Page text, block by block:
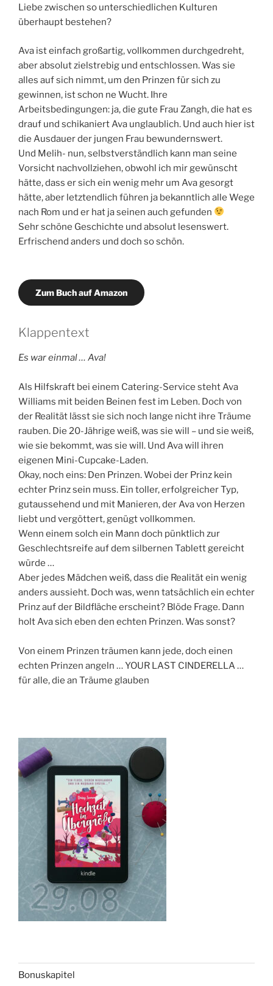
Liebe zwischen so unterschiedlichen Kulturen
überhaupt bestehen?
Ava ist einfach großartig, vollkommen durchgedreht,
aber absolut zielstrebig und entschlossen. Was sie
alles auf sich nimmt, um den Prinzen für sich zu
gewinnen, ist schon ne Wucht. Ihre
Arbeitsbedingungen: ja, die gute Frau Zangh, die hat es
drauf und schikaniert Ava unglaublich. Und auch hier ist
die Ausdauer der jungen Frau bewundernswert.
Und Melih- nun, selbstverständlich kann man seine
Vorsicht nachvollziehen, obwohl ich mir gewünscht
hätte, dass er sich ein wenig mehr um Ava gesorgt
hätte, aber letztendlich führen ja bekanntlich alle Wege
nach Rom und er hat ja seinen auch gefunden
Sehr schöne Geschichte und absolut lesenswert.
Erfrischend anders und doch so schön.
Zum Buch auf Amazon
Klappentext
Es war einmal … Ava!
Als Hilfskraft bei einem Catering-Service steht Ava
Williams mit beiden Beinen fest im Leben. Doch von
der Realität lässt sie sich noch lange nicht ihre Träume
rauben. Die 20-Jährige weiß, was sie will – und sie weiß,
wie sie bekommt, was sie will. Und Ava will ihren
eigenen Mini-Cupcake-Laden.
Okay, noch eins: Den Prinzen. Wobei der Prinz kein
echter Prinz sein muss. Ein toller, erfolgreicher Typ,
gutaussehend und mit Manieren, der Ava von Herzen
liebt und vergöttert, genügt vollkommen.
Wenn einem solch ein Mann doch pünktlich zur
Geschlechtsreife auf dem silbernen Tablett gereicht
würde …
Aber jedes Mädchen weiß, dass die Realität ein wenig
anders aussieht. Doch was, wenn tatsächlich ein echter
Prinz auf der Bildfläche erscheint? Blöde Frage. Dann
holt Ava sich eben den echten Prinzen. Was sonst?
Von einem Prinzen träumen kann jede, doch einen
echten Prinzen angeln … YOUR LAST CINDERELLA …
für alle, die an Träume glauben
Bonuskapitel